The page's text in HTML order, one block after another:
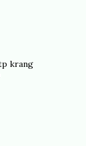
krang